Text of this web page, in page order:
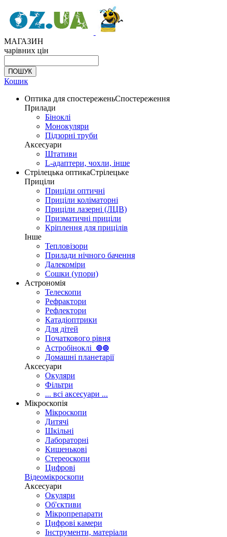
МАГАЗИН
чарівних цін
Кошик
Оптика для спостереженьСпостереження
Прилади
Біноклі
Монокуляри
Підзорні труби
Аксесуари
Штативи
L-адаптери, чохли, інше
Стрілецька оптикаСтрілецьке
Приціли
Приціли оптичні
Приціли коліматорні
Приціли лазерні (ЛЦВ)
Призматичні приціли
Кріплення для прицілів
Інше
Тепловізори
Прилади нічного бачення
Далекоміри
Сошки (упори)
Астрономія
Телескопи
Рефрактори
Рефлектори
Катадіоптрики
Для дітей
Початкового рівня
Астробіноклі ⊚⊚
Домашні планетарії
Аксесуари
Окуляри
Фільтри
... всі аксесуари ...
Мікроскопія
Мікроскопи
Дитячі
Шкільні
Лабораторні
Кишенькові
Стереоскопи
Цифрові
Відеомікроскопи
Аксесуари
Окуляри
Об'єктиви
Мікропрепарати
Цифрові камери
Інструменти, матеріали